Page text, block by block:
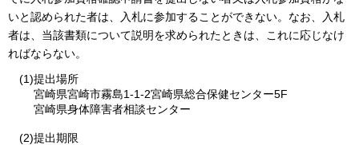
いと認められた者は、入札に参加することができない。なお、入札
者は、当該書類について説明を求められたときは、これに応じなけ
ればならない。
(1)提出場所
宮崎県宮崎市霧島1-1-2宮崎県総合保健センター5F
宮崎県身体障害者相談センター
(2)提出期限